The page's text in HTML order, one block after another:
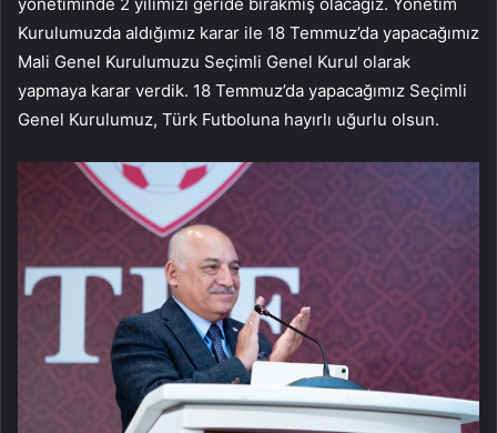
Kurulumuzda aldığımız karar ile 18 Temmuz’da yapacağımız
Mali Genel Kurulumuzu Seçimli Genel Kurul olarak
yapmaya karar verdik. 18 Temmuz’da yapacağımız Seçimli
Genel Kurulumuz, Türk Futboluna hayırlı uğurlu olsun.